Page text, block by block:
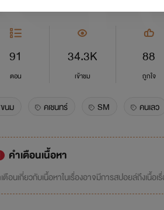
91
ตอน
34.3K
เข้าชม
88
ถูกใจ
ขนม คเชนทร์ SM คนเลว
คำเตือนเนื้อหา
ตือนเกี่ยวกับเนื้อหาในเรื่องอาจมีการสปอยล์ถึงเนื้อเ